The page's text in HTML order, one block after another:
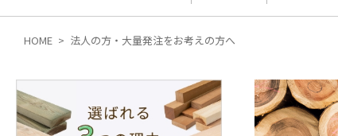
HOME 法人の方・大量発注をお考えの方へ